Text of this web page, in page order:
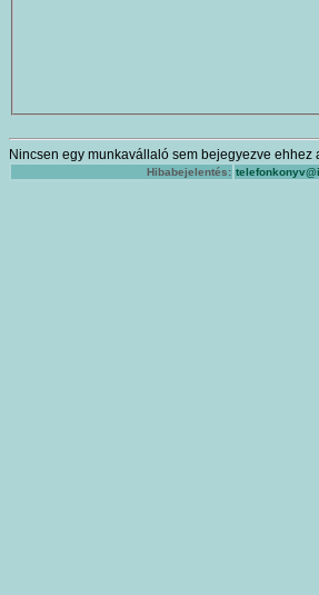
Nincsen egy munkavállaló sem bejegyezve ehhez
Hibabejelentés: